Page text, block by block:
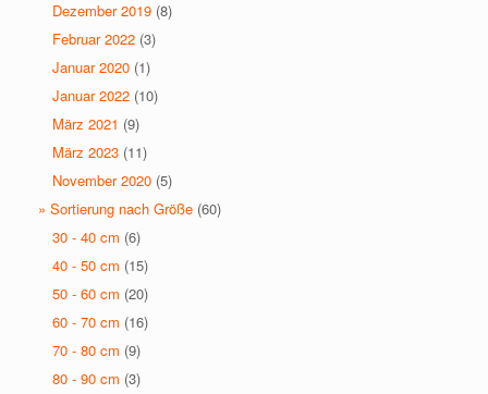
Dezember 2019 (8)
Februar 2022 (3)
Januar 2020 (1)
Januar 2022 (10)
März 2021 (9)
März 2023 (11)
November 2020 (5)
» Sortierung nach Größe (60)
30 - 40 cm (6)
40 - 50 cm (15)
50 - 60 cm (20)
60 - 70 cm (16)
70 - 80 cm (9)
80 - 90 cm (3)